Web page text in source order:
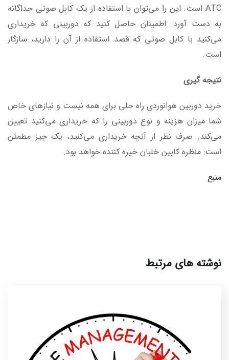
ATC است. این را می‌توان با استفاده از یک کابل صوتی جداگانه
به دست آورد. اطمینان حاصل کنید که دوربینی که خریداری
می‌کنید با کابل صوتی که قصد استفاده از آن را دارید، سازگار
است.
نتیجه گیری
خرید دوربین هوانوردی راه حلی برای همه نیست و نیازهای خاص
شما میزان هزینه و نوع دوربینی را که خریداری می‌کنید تعیین
می‌کند. صرف نظر از آنچه خریداری می‌کنید، یک چیز مطمئن
است: منظره کابین خلبان خیره کننده خواهد بود.
منبع
نوشته های مرتبط